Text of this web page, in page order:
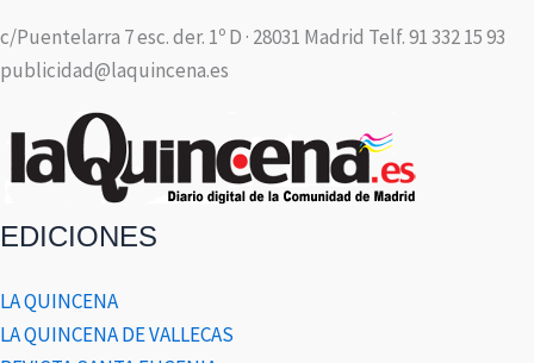
c/Puentelarra 7 esc. der. 1º D · 28031 Madrid Telf. 91 332 15 93
publicidad@laquincena.es
EDICIONES
LA QUINCENA
LA QUINCENA DE VALLECAS